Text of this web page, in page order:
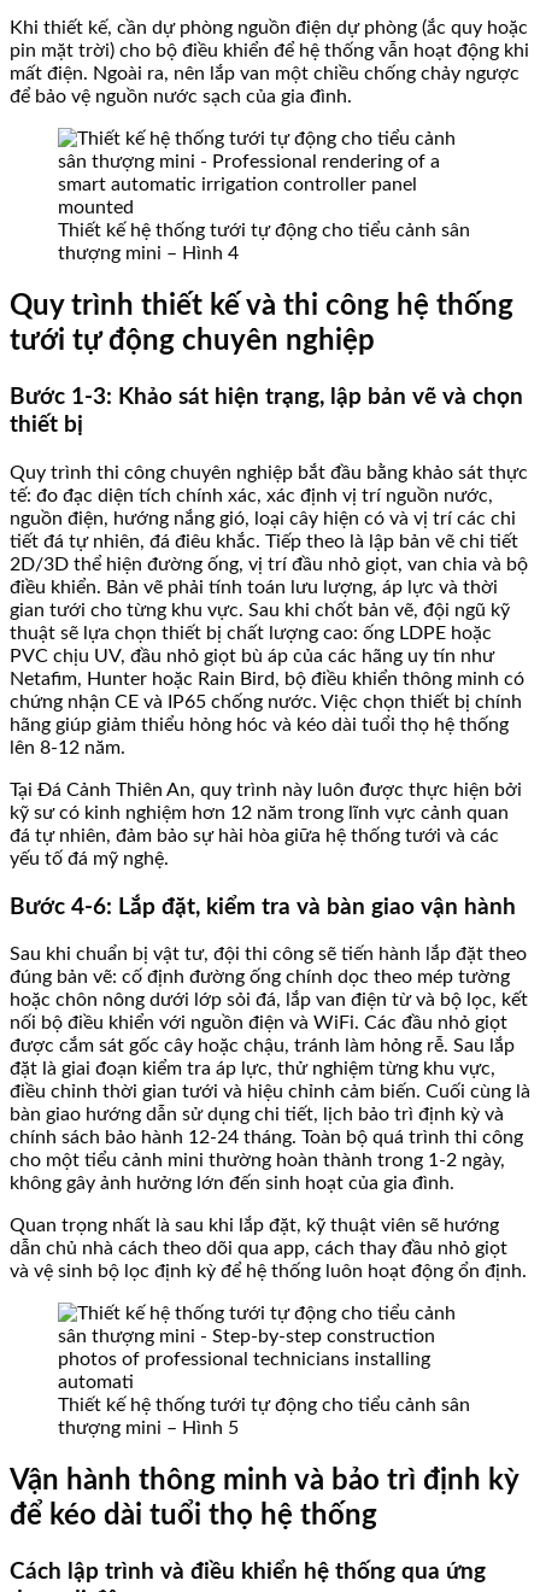
Khi thiết kế, cần dự phòng nguồn điện dự phòng (ắc quy hoặc
pin mặt trời) cho bộ điều khiển để hệ thống vẫn hoạt động khi
mất điện. Ngoài ra, nên lắp van một chiều chống chảy ngược
để bảo vệ nguồn nước sạch của gia đình.
Thiết kế hệ thống tưới tự động cho tiểu cảnh sân
thượng mini – Hình 4
Quy trình thiết kế và thi công hệ thống
tưới tự động chuyên nghiệp
Bước 1-3: Khảo sát hiện trạng, lập bản vẽ và chọn
thiết bị
Quy trình thi công chuyên nghiệp bắt đầu bằng khảo sát thực
tế: đo đạc diện tích chính xác, xác định vị trí nguồn nước,
nguồn điện, hướng nắng gió, loại cây hiện có và vị trí các chi
tiết đá tự nhiên, đá điêu khắc. Tiếp theo là lập bản vẽ chi tiết
2D/3D thể hiện đường ống, vị trí đầu nhỏ giọt, van chia và bộ
điều khiển. Bản vẽ phải tính toán lưu lượng, áp lực và thời
gian tưới cho từng khu vực. Sau khi chốt bản vẽ, đội ngũ kỹ
thuật sẽ lựa chọn thiết bị chất lượng cao: ống LDPE hoặc
PVC chịu UV, đầu nhỏ giọt bù áp của các hãng uy tín như
Netafim, Hunter hoặc Rain Bird, bộ điều khiển thông minh có
chứng nhận CE và IP65 chống nước. Việc chọn thiết bị chính
hãng giúp giảm thiểu hỏng hóc và kéo dài tuổi thọ hệ thống
lên 8-12 năm.
Tại Đá Cảnh Thiên An, quy trình này luôn được thực hiện bởi
kỹ sư có kinh nghiệm hơn 12 năm trong lĩnh vực cảnh quan
đá tự nhiên, đảm bảo sự hài hòa giữa hệ thống tưới và các
yếu tố đá mỹ nghệ.
Bước 4-6: Lắp đặt, kiểm tra và bàn giao vận hành
Sau khi chuẩn bị vật tư, đội thi công sẽ tiến hành lắp đặt theo
đúng bản vẽ: cố định đường ống chính dọc theo mép tường
hoặc chôn nông dưới lớp sỏi đá, lắp van điện từ và bộ lọc, kết
nối bộ điều khiển với nguồn điện và WiFi. Các đầu nhỏ giọt
được cắm sát gốc cây hoặc chậu, tránh làm hỏng rễ. Sau lắp
đặt là giai đoạn kiểm tra áp lực, thử nghiệm từng khu vực,
điều chỉnh thời gian tưới và hiệu chỉnh cảm biến. Cuối cùng là
bàn giao hướng dẫn sử dụng chi tiết, lịch bảo trì định kỳ và
chính sách bảo hành 12-24 tháng. Toàn bộ quá trình thi công
cho một tiểu cảnh mini thường hoàn thành trong 1-2 ngày,
không gây ảnh hưởng lớn đến sinh hoạt của gia đình.
Quan trọng nhất là sau khi lắp đặt, kỹ thuật viên sẽ hướng
dẫn chủ nhà cách theo dõi qua app, cách thay đầu nhỏ giọt
và vệ sinh bộ lọc định kỳ để hệ thống luôn hoạt động ổn định.
Thiết kế hệ thống tưới tự động cho tiểu cảnh sân
thượng mini – Hình 5
Vận hành thông minh và bảo trì định kỳ
để kéo dài tuổi thọ hệ thống
Cách lập trình và điều khiển hệ thống qua ứng